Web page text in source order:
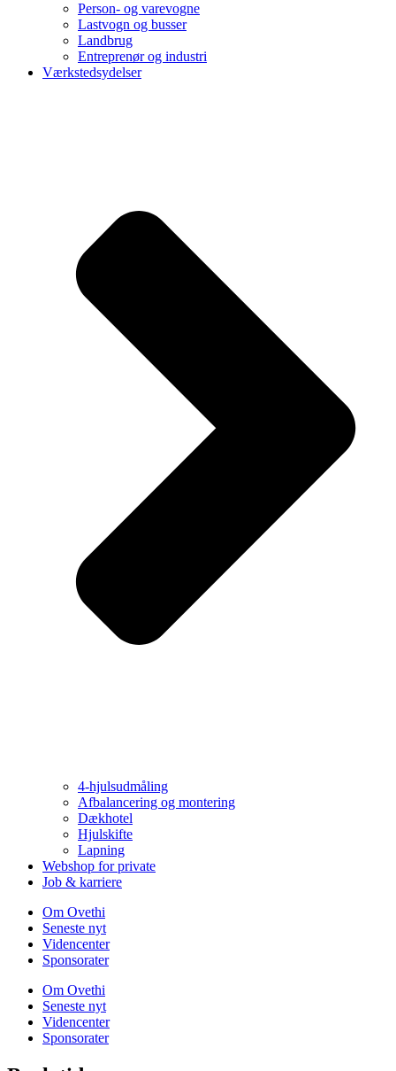
Person- og varevogne
Lastvogn og busser
Landbrug
Entreprenør og industri
Værkstedsydelser
4-hjulsudmåling
Afbalancering og montering
Dækhotel
Hjulskifte
Lapning
Webshop for private
Job & karriere
Om Ovethi
Seneste nyt
Videncenter
Sponsorater
Om Ovethi
Seneste nyt
Videncenter
Sponsorater